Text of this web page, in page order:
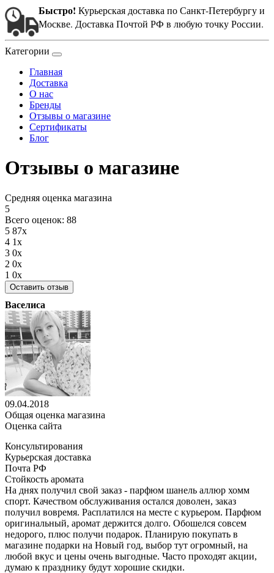
Быстро! Курьерская доставка по Санкт-Петербургу и
Москве. Доставка Почтой РФ в любую точку России.
Категории
Главная
Доставка
О нас
Бренды
Отзывы о магазине
Сертификаты
Блог
Отзывы о магазине
Средняя оценка магазина
5
Всего оценок: 88
5 87x
4 1x
3 0x
2 0x
1 0x
Оставить отзыв
Васелиса
09.04.2018
Общая оценка магазина
Оценка сайта
Консультирования
Курьерская доставка
Почта РФ
Стойкость аромата
На днях получил свой заказ - парфюм шанель аллюр хомм
спорт. Качеством обслуживания остался доволен, заказ
получил вовремя. Расплатился на месте с курьером. Парфюм
оригинальный, аромат держится долго. Обошелся совсем
недорого, плюс получи подарок. Планирую покупать в
магазине подарки на Новый год, выбор тут огромный, на
любой вкус и цены очень выгодные. Часто проходят акции,
думаю к празднику будут хорошие скидки.